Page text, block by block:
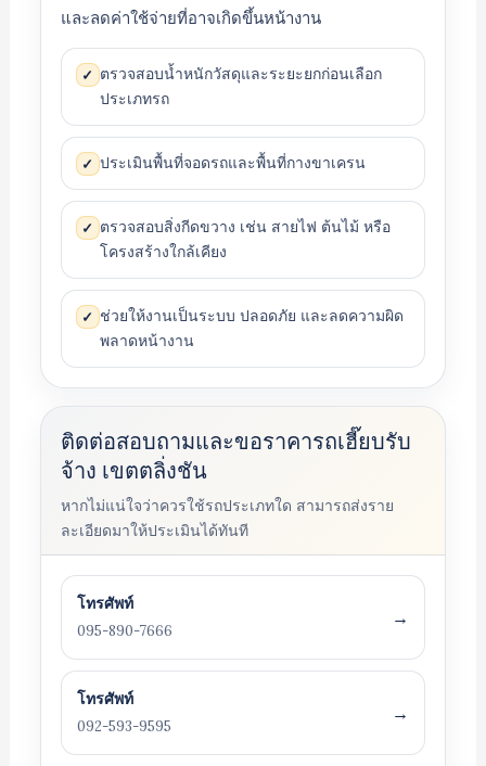
และลดค่าใช้จ่ายที่อาจเกิดขึ้นหน้างาน
✓ ตรวจสอบน้ำหนักวัสดุและระยะยกก่อนเลือก
ประเภทรถ
✓ ประเมินพื้นที่จอดรถและพื้นที่กางขาเครน
✓ ตรวจสอบสิ่งกีดขวาง เช่น สายไฟ ต้นไม้ หรือ
โครงสร้างใกล้เคียง
✓ ช่วยให้งานเป็นระบบ ปลอดภัย และลดความผิด
พลาดหน้างาน
ติดต่อสอบถามและขอราคารถเฮี๊ยบรับ
จ้าง เขตตลิ่งชัน
หากไม่แน่ใจว่าควรใช้รถประเภทใด สามารถส่งราย
ละเอียดมาให้ประเมินได้ทันที
โทรศัพท์
095-890-7666
→
โทรศัพท์
092-593-9595
→